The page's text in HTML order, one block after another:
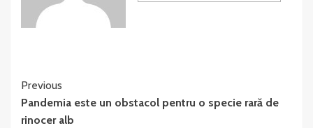
Continue
Reading
Previous
Pandemia este un obstacol pentru o specie rară de
rinocer alb